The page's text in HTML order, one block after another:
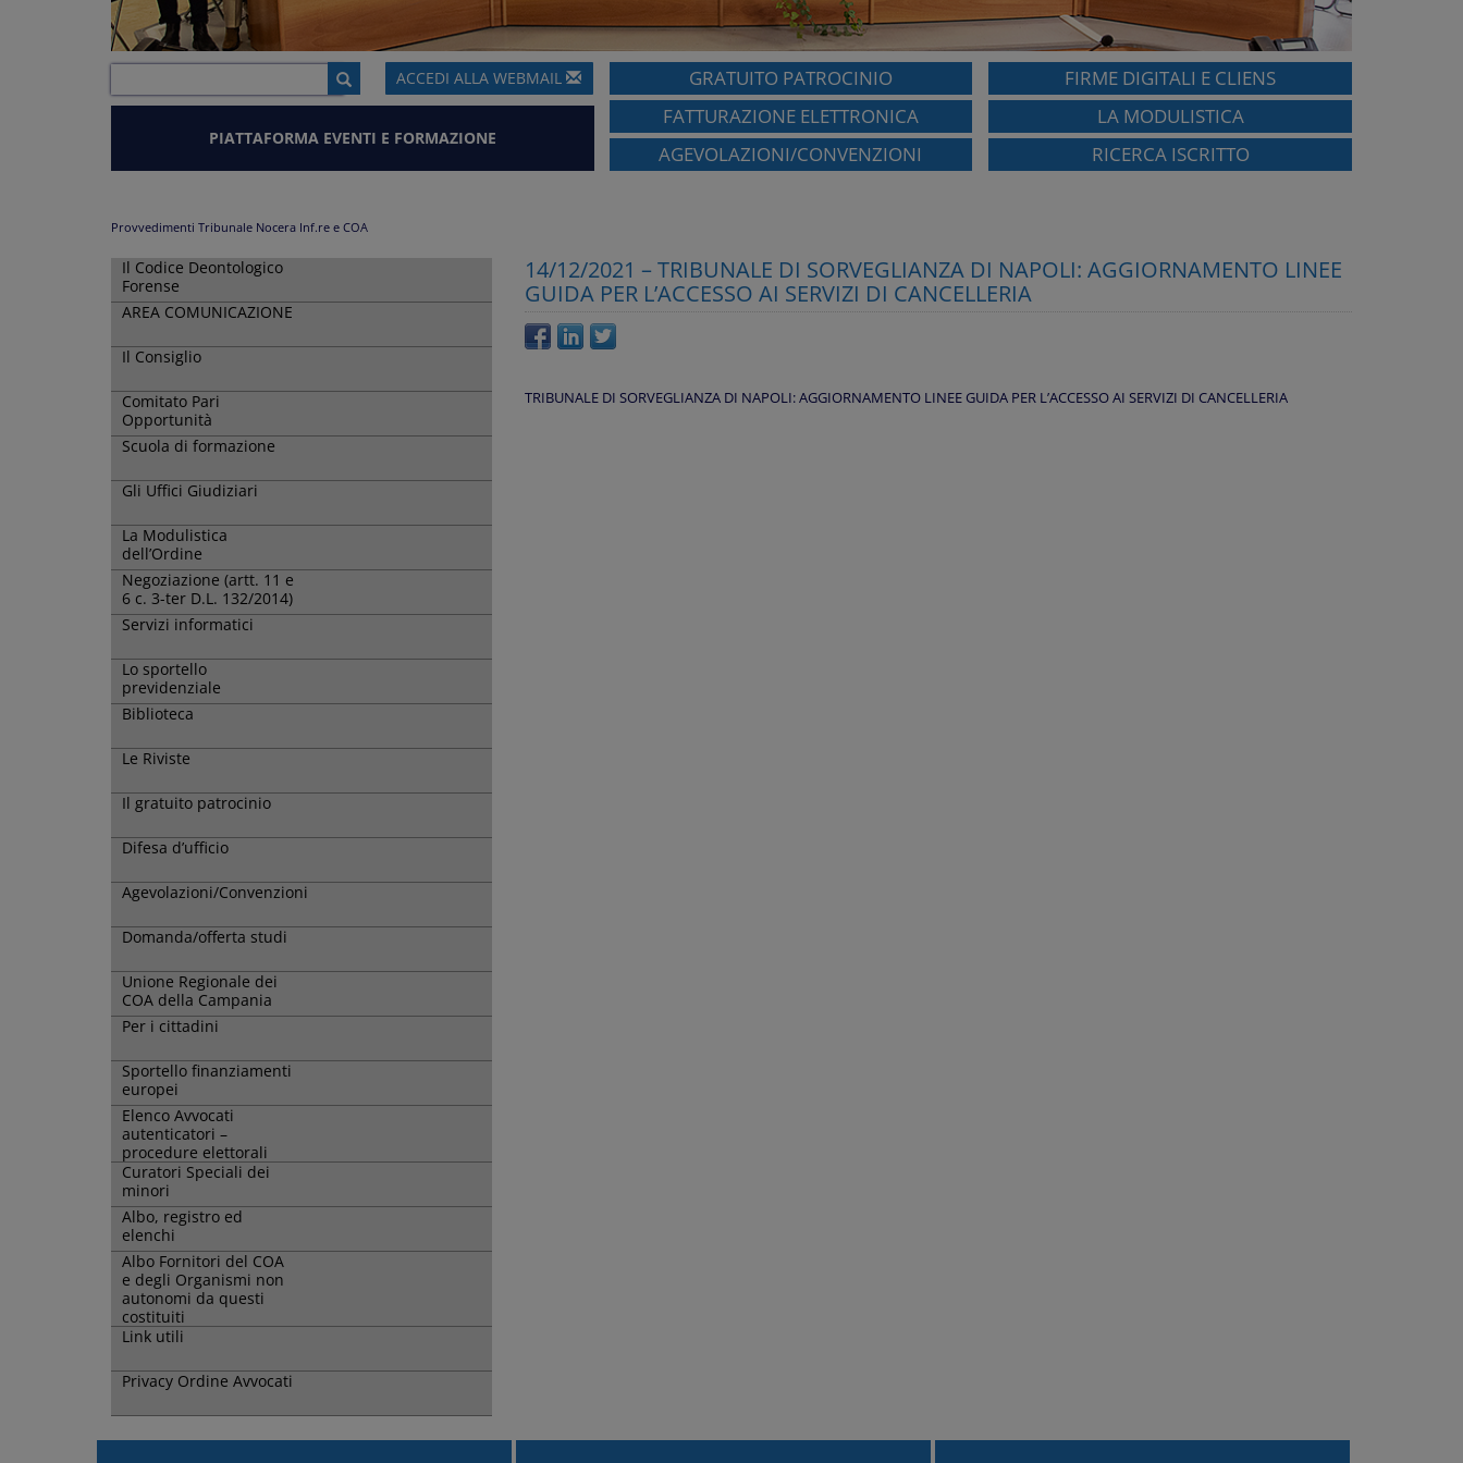
ACCEDI ALLAWEBMAIL
PIATTAFORMA EVENTI E FORMAZIONE
GRATUITO PATROCINIO
FIRME DIGITALI E CLIENS
FATTURAZIONE ELETTRONICA
LA MODULISTICA
AGEVOLAZIONI/CONVENZIONI
RICERCA ISCRITTO
Provvedimenti Tribunale Nocera Inf.re e COA
Il Codice Deontologico
Forense
AREA COMUNICAZIONE
Il Consiglio
Comitato Pari
Opportunità
Scuola di formazione
Gli Uffici Giudiziari
La Modulistica
dell’Ordine
Negoziazione (artt. 11 e
6 c. 3-ter D.L. 132/2014)
Servizi informatici
Lo sportello
previdenziale
Biblioteca
Le Riviste
Il gratuito patrocinio
Difesa d’ufficio
Agevolazioni/Convenzioni
Domanda/offerta studi
Unione Regionale dei
COA della Campania
Per i cittadini
Sportello finanziamenti
europei
Elenco Avvocati
autenticatori –
procedure elettorali
Curatori Speciali dei
minori
Albo, registro ed
elenchi
Albo Fornitori del COA
e degli Organismi non
autonomi da questi
costituiti
Link utili
Privacy Ordine Avvocati
14/12/2021 – TRIBUNALE DI SORVEGLIANZA DI NAPOLI: AGGIORNAMENTO LINEE
GUIDA PER L’ACCESSO AI SERVIZI DI CANCELLERIA
TRIBUNALE DI SORVEGLIANZA DI NAPOLI: AGGIORNAMENTO LINEE GUIDA PER L’ACCESSO AI SERVIZI DI CANCELLERIA